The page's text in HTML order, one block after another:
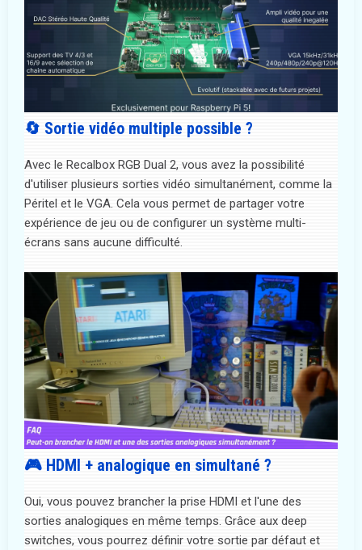
🔄 Sortie vidéo multiple possible ?
Avec le Recalbox RGB Dual 2, vous avez la possibilité
d'utiliser plusieurs sorties vidéo simultanément, comme la
Péritel et le VGA. Cela vous permet de partager votre
expérience de jeu ou de configurer un système multi-
écrans sans aucune difficulté.
🎮 HDMI + analogique en simultané ?
Oui, vous pouvez brancher la prise HDMI et l'une des
sorties analogiques en même temps. Grâce aux deep
switches, vous pourrez définir votre sortie par défaut et